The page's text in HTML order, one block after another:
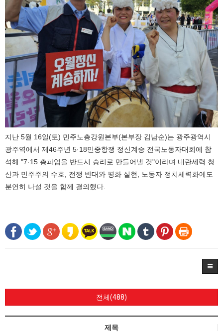
지난 5월 16일(토) 민주노총강원본부(본부장 김남순)는 광주광역시
광주역에서 제46주년 5·18민중항쟁 정신계승 전국노동자대회에 참
석해 "7·15 총파업을 반드시 승리로 만들어낼 것"이라며 내란세력 청
산과 민주주의 수호, 전쟁 반대와 평화 실현, 노동자 정치세력화에도
분연히 나설 것을 함께 결의했다.
전체(488)
제목